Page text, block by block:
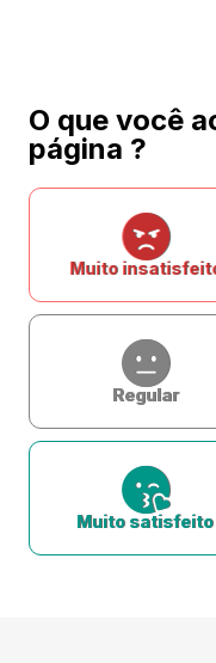
O que você
página ?
Muito
Regular
Muito satisfeito